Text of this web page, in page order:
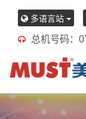
多语言站
总机号码：